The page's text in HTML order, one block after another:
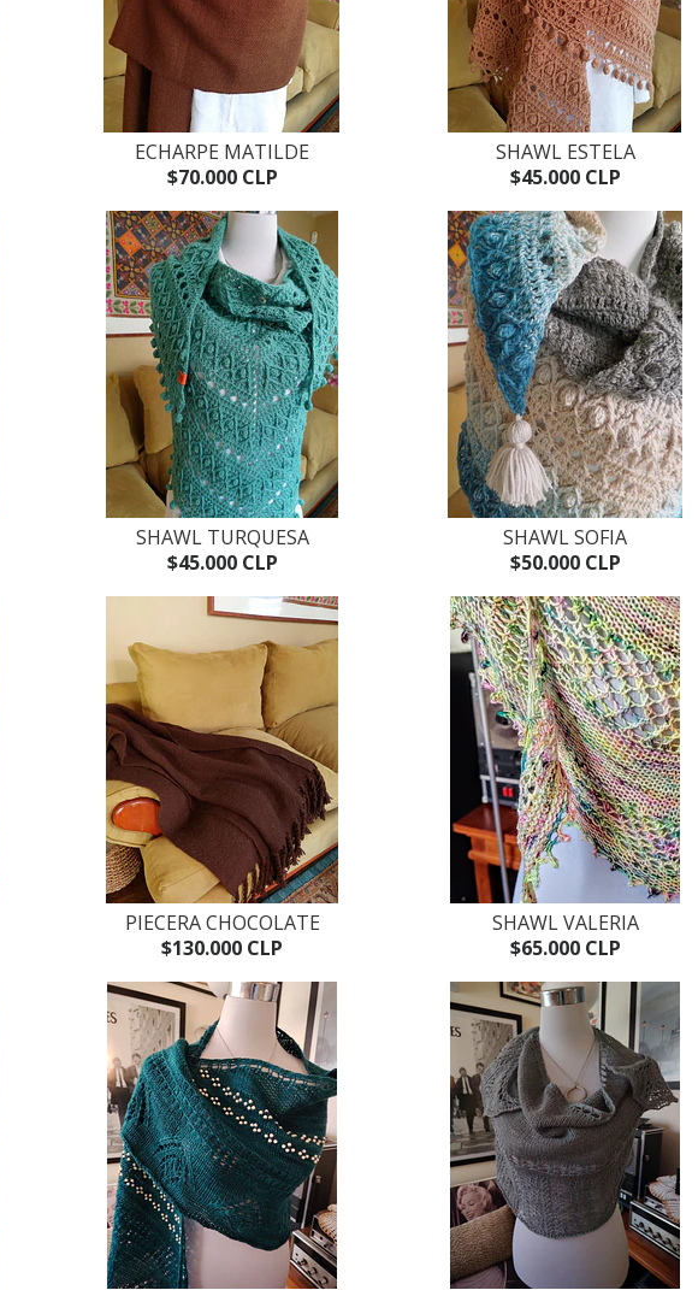
ECHARPE MATILDE
$70.000 CLP
SHAWL ESTELA
$45.000 CLP
SHAWL TURQUESA
$45.000 CLP
SHAWL SOFIA
$50.000 CLP
PIECERA CHOCOLATE
$130.000 CLP
SHAWL VALERIA
$65.000 CLP